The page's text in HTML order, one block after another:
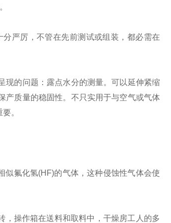
严厉，不管在先前测试或组装，都必需在
现的问题：露点水分的测量。可以延伸紧缩
产质量的稳固性。不只实用于与空气或气体
。
似氟化氢(HF)的气体，这种侵蚀性气体会使
，操作箱在送料和取料中，干燥房工人的多